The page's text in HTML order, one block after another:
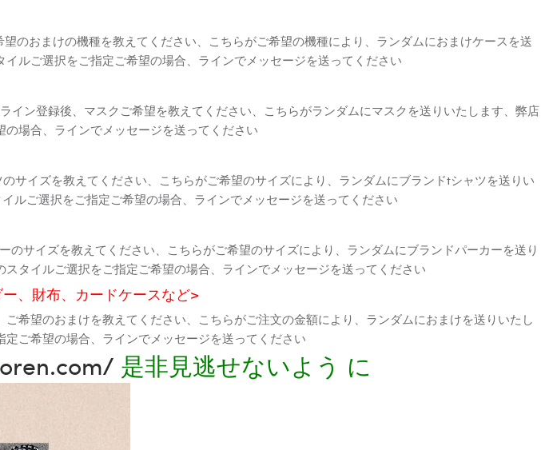
のおまけの機種を教えてください、こちらがご希望の機種により、ランダムにおまけケースを送
ルご選択をご指定ご希望の場合、ラインでメッセージを送ってください
ン登録後、マスクご希望を教えてください、こちらがランダムにマスクを送りいたします、弊店
場合、ラインでメッセージを送ってください
サイズを教えてください、こちらがご希望のサイズにより、ランダムにブランドtシャツを送りい
ルご選択をご指定ご希望の場合、ラインでメッセージを送ってください
サイズを教えてください、こちらがご希望のサイズにより、ランダムにブランドパーカーを送り
タイルご選択をご指定ご希望の場合、ラインでメッセージを送ってください
、財布、カードケースなど>
希望のおまけを教えてください、こちらがご注文の金額により、ランダムにおまけを送りいたし
ご希望の場合、ラインでメッセージを送ってください
是非見逃せないよう に